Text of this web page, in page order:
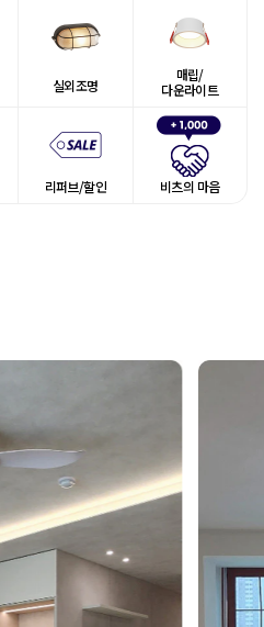
실외조명
매립/
다운라이트
리퍼브/할인 비츠의 마음